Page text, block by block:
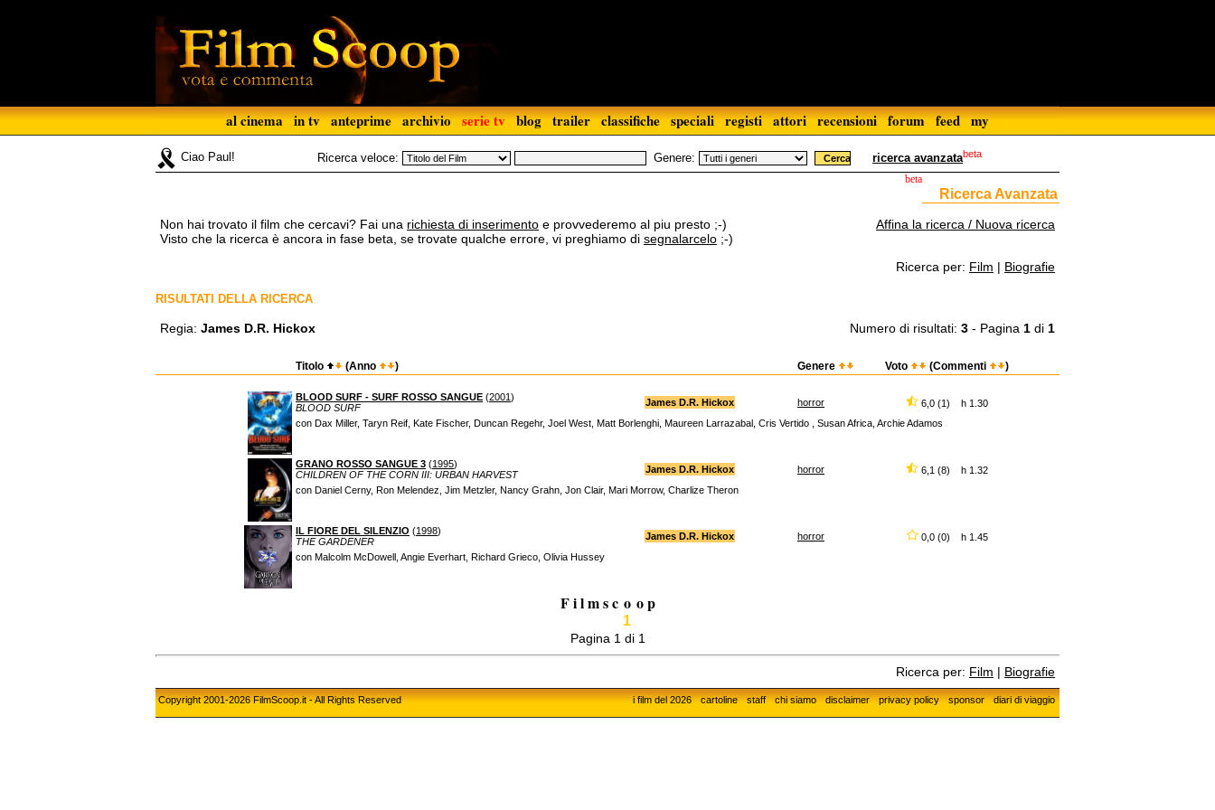
al cinema in tv anteprime archivio serie tv blog trailer classifiche speciali registi attori recensioni forum feed my
Ciao Paul! Ricerca veloce: Genere: ricerca avanzatabeta
Ricerca Avanzata
beta
Affina la ricerca / Nuova ricerca
Non hai trovato il film che cercavi? Fai una richiesta di inserimento e provvederemo al piu presto ;-)
Visto che la ricerca è ancora in fase beta, se trovate qualche errore, vi preghiamo di segnalarcelo ;-)
Ricerca per: Film | Biografie
RISULTATI DELLA RICERCA
Numero di risultati: 3 - Pagina 1 di 1
Regia: James D.R. Hickox
Titolo (Anno ) Genere Voto (Commenti )
BLOOD SURF - SURF ROSSO SANGUE (2001)
BLOOD SURF
James D.R. Hickox horror
6,0 (1) h 1.30
con Dax Miller, Taryn Reif, Kate Fischer, Duncan Regehr, Joel West, Matt Borlenghi, Maureen Larrazabal, Cris Vertido , Susan Africa, Archie Adamos
GRANO ROSSO SANGUE 3 (1995)
CHILDREN OF THE CORN III: URBAN HARVEST
James D.R. Hickox horror
6,1 (8) h 1.32
con Daniel Cerny, Ron Melendez, Jim Metzler, Nancy Grahn, Jon Clair, Mari Morrow, Charlize Theron
IL FIORE DEL SILENZIO (1998)
THE GARDENER
James D.R. Hickox horror
0,0 (0) h 1.45
con Malcolm McDowell, Angie Everhart, Richard Grieco, Olivia Hussey
F i l m s c o
1
o p
Pagina 1 di 1
Ricerca per: Film | Biografie
diari di viaggio
sponsor
privacy policy
disclaimer
chi siamo
staff
cartoline
i film del 2026
Copyright 2001-2026 FilmScoop.it - All Rights Reserved